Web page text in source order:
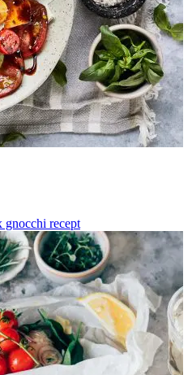
gnocchi recept